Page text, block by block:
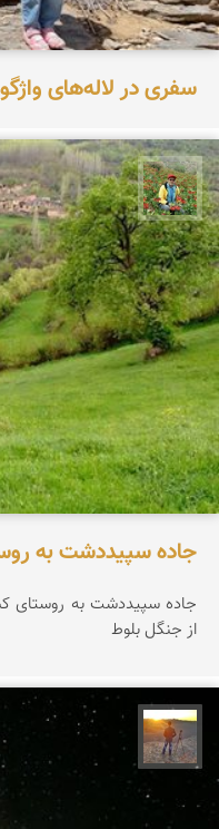
سفری در لاله‌های
اسفندیار خدایی
جاده سپیددشت به
جاده سپیددشت به روستای
از جنگل بلوط
مهدی مخلصیان